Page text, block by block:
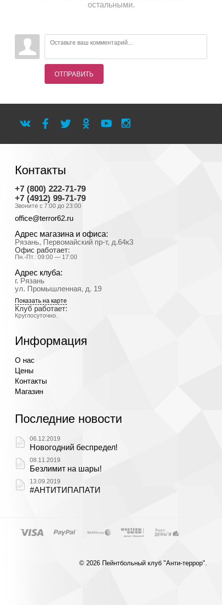
остальными.
ОТПРАВИТЬ
Контакты
+7 (800) 222-71-79
+7 (4912) 99-71-79
Звоните с 7:00 до 23:00
office@terror62.ru
Адрес магазина и офиса:
Рязань, Первомайский пр-т, д.64к3
Офис работает:
Пн.-Пт.: 09:00 — 17:00
Адрес клуба:
г. Рязань
ул. Промышленная, д. 19
Показать на карте
Клуб работает:
Круглосуточно.
Информация
О нас
Цены
Контакты
Магазин
Последние новости
06.12.2019
Новогодний беспредел!
08.11.2019
Безлимит на шары!
13.09.2019
#АНТИТИПАПАТИ
© 2026 Пейнтбольный клуб "Анти-террор".